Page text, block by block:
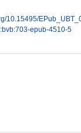
10.15495/
epub-4510-5